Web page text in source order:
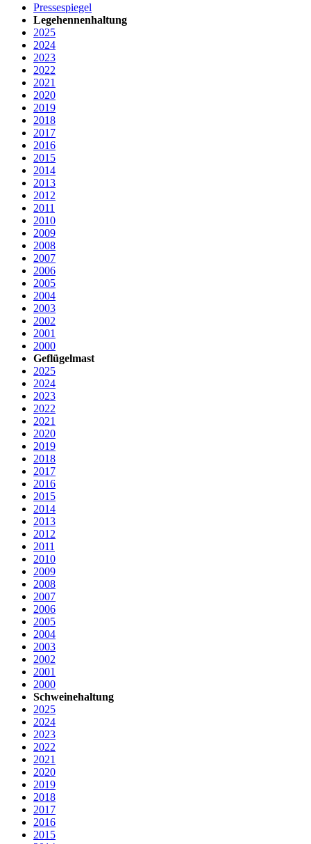
Pressespiegel
Legehennenhaltung
2025
2024
2023
2022
2021
2020
2019
2018
2017
2016
2015
2014
2013
2012
2011
2010
2009
2008
2007
2006
2005
2004
2003
2002
2001
2000
Geflügelmast
2025
2024
2023
2022
2021
2020
2019
2018
2017
2016
2015
2014
2013
2012
2011
2010
2009
2008
2007
2006
2005
2004
2003
2002
2001
2000
Schweinehaltung
2025
2024
2023
2022
2021
2020
2019
2018
2017
2016
2015